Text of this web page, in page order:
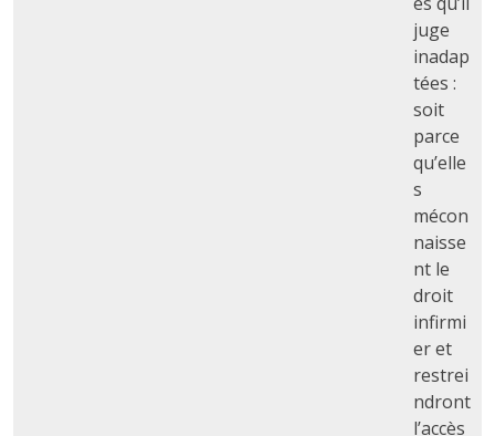
juge
inadap
tées :
soit
parce
qu’elle
s
mécon
naisse
nt le
droit
infirmi
er et
restrei
ndront
l’accès